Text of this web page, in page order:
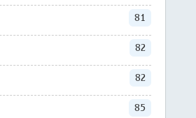
81
82
82
85